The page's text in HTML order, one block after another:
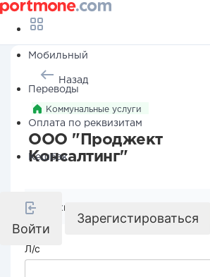
Мобильный
Переводы
Оплата по реквизитам
Кешбэк
Войти
Зарегистироваться
Назад
Коммунальные услуги
ООО "Проджект
Консалтинг"
Реквизиты компании
Л/с